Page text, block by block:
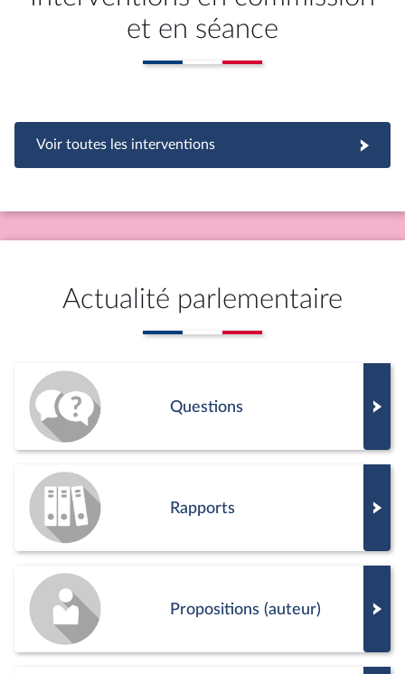
et en séance
Voir toutes les interventions
Actualité parlementaire
Questions
Rapports
Propositions (auteur)